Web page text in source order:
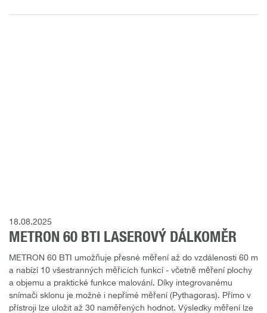
18.08.2025
METRON 60 BTI LASEROVÝ DÁLKOMĚR
METRON 60 BTI umožňuje přesné měření až do vzdálenosti 60 m
a nabízí 10 všestranných měřicích funkcí - včetně měření plochy
a objemu a praktické funkce malování. Díky integrovanému
snímači sklonu je možné i nepřímé měření (Pythagoras). Přímo v
přístroji lze uložit až 30 naměřených hodnot. Výsledky měření lze